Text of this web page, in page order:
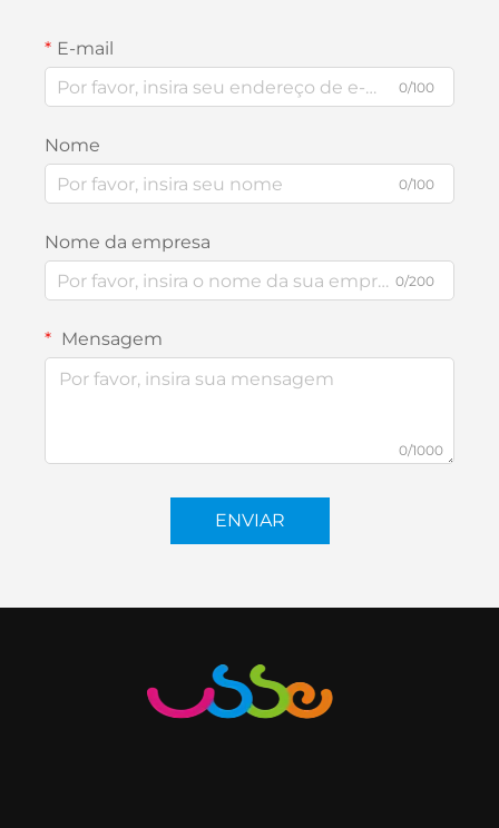
E-mail
0/100
Nome
0/100
Nome da empresa
0/200
Mensagem
0/1000
ENVIAR